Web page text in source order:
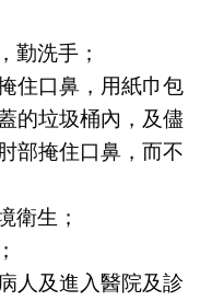
勤洗手；
住口鼻，用紙巾包
的垃圾桶內，及儘
部掩住口鼻，而不
衛生；
人及進入醫院及診